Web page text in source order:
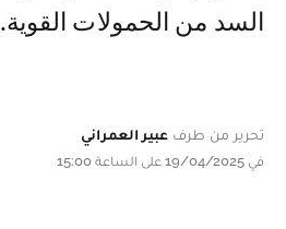
السد من الحمولات القوية.
تحرير من طرف عبير العمراني
في 19/04/2025 على الساعة 15:00